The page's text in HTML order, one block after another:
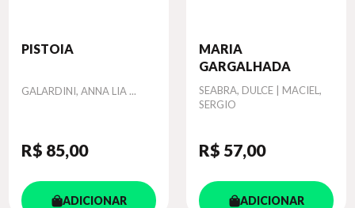
PISTOIA
Autor
GALARDINI, ANNA LIA ...
R$ 85,00
ADICIONAR
MARIA
GARGALHADA
Autor
SEABRA, DULCE | MACIEL,
SERGIO
R$ 57,00
ADICIONAR